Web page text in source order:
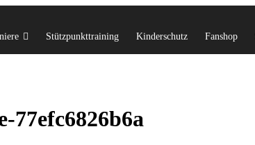
Stützpunkttraining Kinderschutz Fanshop
77efc6826b6a